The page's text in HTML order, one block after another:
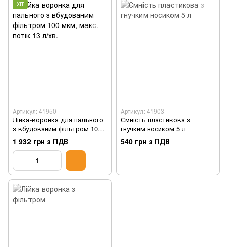
ХІТ
Артикул: 41950
Лійка-воронка для пального
з вбудованим фільтром 100
мкм, макс. потік 13 л/хв.
1 932 грн з ПДВ
Артикул: 41903
Ємність пластикова з
гнучким носиком 5 л
540 грн з ПДВ